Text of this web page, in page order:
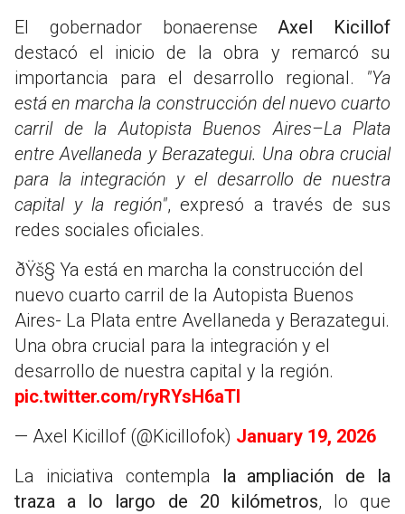
El gobernador bonaerenseAxel Kicillof
destacó el inicio de la obra y remarcó su
importancia para el desarrollo regional. "Ya
está en marcha la construcción del nuevo cuarto
carril de la Autopista Buenos Aires–La Plata
entre Avellaneda y Berazategui. Una obra crucial
para la integración y el desarrollo de nuestra
capital y la región", expresó a través de sus
redes sociales oficiales.
ðŸš§ Ya está en marcha la construcción del
nuevo cuarto carril de la Autopista Buenos
Aires- La Plata entre Avellaneda y Berazategui.
Una obra crucial para la integración y el
desarrollo de nuestra capital y la región.
pic.twitter.com/ryRYsH6aTI
— Axel Kicillof (@Kicillofok) January 19, 2026
La iniciativa contempla la ampliación de la
traza a lo largo de 20 kilómetros, lo que